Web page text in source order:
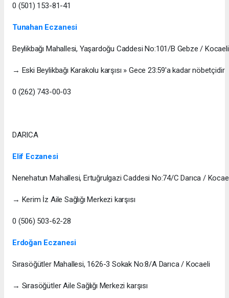
0 (501) 153-81-41
Tunahan Eczanesi
Beylikbağı Mahallesi, Yaşardoğu Caddesi No:101/B Gebze / Kocaeli
→ Eski Beylikbağı Karakolu karşısı » Gece 23:59'a kadar nöbetçidir
0 (262) 743-00-03
DARICA
Elif Eczanesi
Nenehatun Mahallesi, Ertuğrulgazi Caddesi No:74/C Darıca /
→ Kerim İz Aile Sağlığı Merkezi karşısı
0 (506) 503-62-28
Erdoğan Eczanesi
Sırasöğütler Mahallesi, 1626-3 Sokak No:8/A Darıca / Kocaeli
→ Sırasöğütler Aile Sağlığı Merkezi karşısı